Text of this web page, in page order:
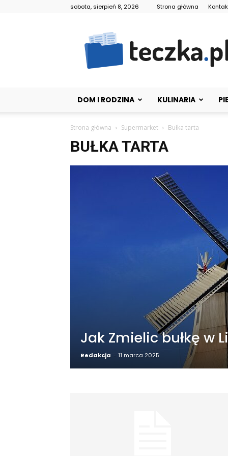
sobota, sierpień 8, 2026 Strona główna
Teczka.pl
DOM I RODZINA KULINARIA
Strona główna Supermarket Bułka tarta
BUŁKA TARTA
Jak Zmielic bułkę w
Redakcja - 11 marca 2025